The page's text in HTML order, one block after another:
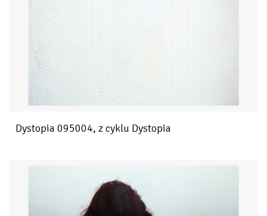
Dystopia 095004, z cyklu Dystopia